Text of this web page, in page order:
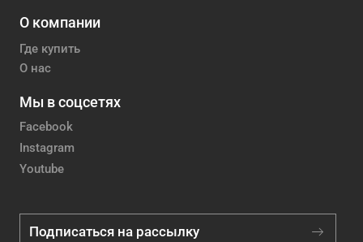
О компании
Где купить
О нас
Мы в соцсетях
Facebook
Instagram
Youtube
Подписаться на рассылку